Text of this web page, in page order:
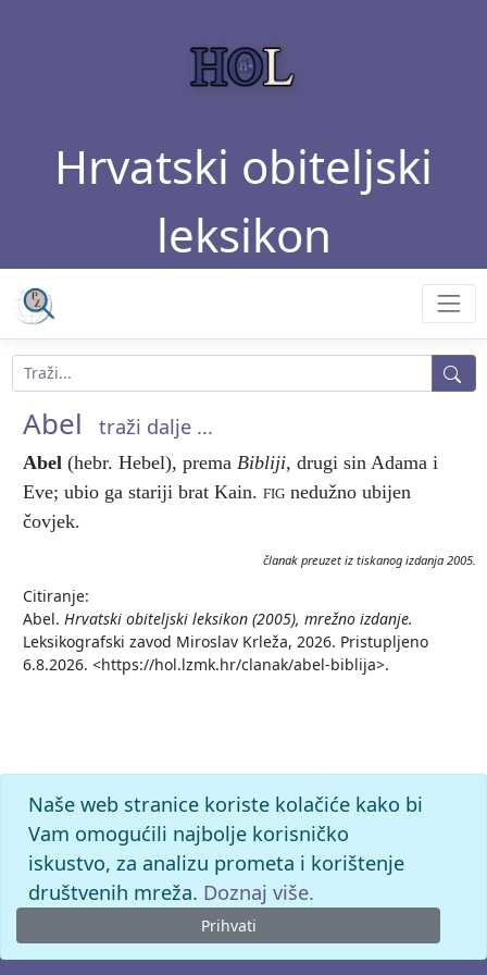
Hrvatski obiteljski
leksikon
Abel traži dalje ...
Abel (hebr. Hebel), prema Bibliji, drugi sin Adama i
Eve; ubio ga stariji brat Kain. fig nedužno ubijen
čovjek.
članak preuzet iz tiskanog izdanja 2005.
Citiranje:
Abel. Hrvatski obiteljski leksikon (2005), mrežno izdanje.
Leksikografski zavod Miroslav Krleža, 2026. Pristupljeno
6.8.2026. <https://hol.lzmk.hr/clanak/abel-biblija>.
Naše web stranice koriste kolačiće kako bi
Vam omogućili najbolje korisničko
iskustvo, za analizu prometa i korištenje
društvenih mreža. Doznaj više.
Prihvati
© 2026. -Leksikografski zavodMiroslav Krleža